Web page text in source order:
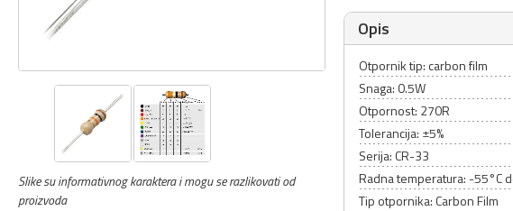
Slike su informativnog karaktera i mogu se razlikovati od
proizvoda
Opis
Otpornik tip: carbon film
Snaga: 0.5W
Otpornost: 270R
Tolerancija: ±5%
Serija: CR-33
Radna temperatura: -55°C
Tip otpornika: Carbon Film